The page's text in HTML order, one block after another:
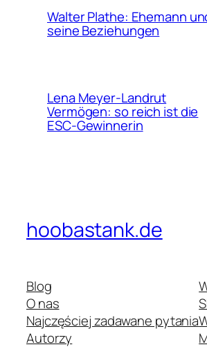
Walter Plathe: Ehemann
seine Beziehungen
Lena Meyer-Landrut
Vermögen: so reich ist die
ESC-Gewinnerin
hoobastank.de
Blog
O nas
Najczęściej zadawane pytania
Autorzy